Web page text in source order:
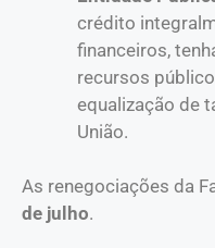
crédito
financeiros,
recursos
equalização de
União.
As renegociações da
de julho.